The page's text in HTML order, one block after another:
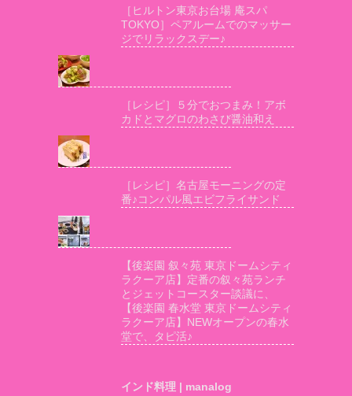
［ヒルトン東京お台場 庵スパ
TOKYO］ペアルームでのマッサー
ジでリラックスデー♪
［レシピ］５分でおつまみ！アボ
カドとマグロのわさび醤油和え
［レシピ］名古屋モーニングの定
番♪コンパル風エビフライサンド
【後楽園 叙々苑 東京ドームシティ
ラクーア店】定番の叙々苑ランチ
とジェットコースター談議に、
【後楽園 春水堂 東京ドームシティ
ラクーア店】NEWオープンの春水
堂で、タピ活♪
インド料理 | manalog